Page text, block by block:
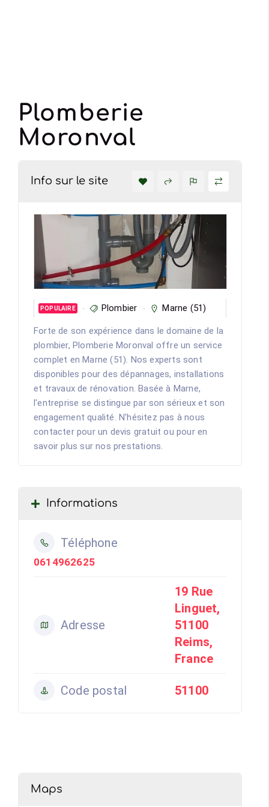
Plomberie
Moronval
Info sur le site
POPULAIRE Plombier Marne (51)
Forte de son expérience dans le domaine de la
plombier, Plomberie Moronval offre un service
complet en Marne (51). Nos experts sont
disponibles pour des dépannages, installations
et travaux de rénovation. Basée à Marne,
l'entreprise se distingue par son sérieux et son
engagement qualité. N'hésitez pas à nous
contacter pour un devis gratuit ou pour en
savoir plus sur nos prestations.
Informations
Téléphone
0614962625
Adresse
19 Rue
Linguet,
51100
Reims,
France
Code postal 51100
Maps